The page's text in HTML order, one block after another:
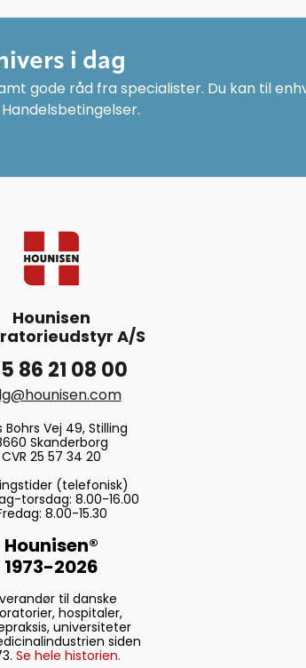
i dag
gode råd fra specialister. Du kan til
Hounisen
A/S
86 21 08 00
Bohrs Vej 49, Stilling
Skanderborg
CVR 25 57 34 20
(telefonisk)
torsdag: 8.00-16.00
8.00-15.30
Hounisen®
1973-2026
til danske
hospitaler,
universiteter
siden
Se hele historien.